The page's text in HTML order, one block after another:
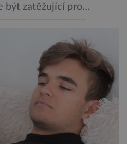
být zatěžující pro
konzervované
dovolit opravdu každý
izolované
konzervy kompletní
specialista Colin
[…]